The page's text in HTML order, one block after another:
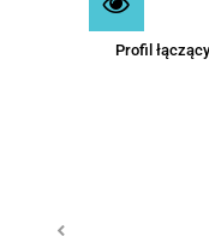
Profil